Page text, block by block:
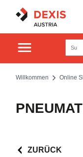
Willkommen Online
ZURÜCK